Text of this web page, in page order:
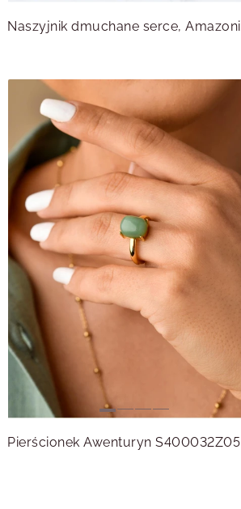
Pierścionek Awenturyn S400032Z05